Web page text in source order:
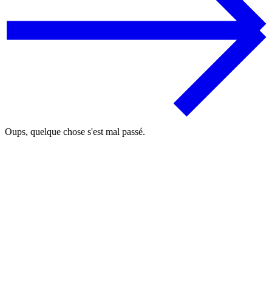
Oups, quelque chose s'est mal passé.